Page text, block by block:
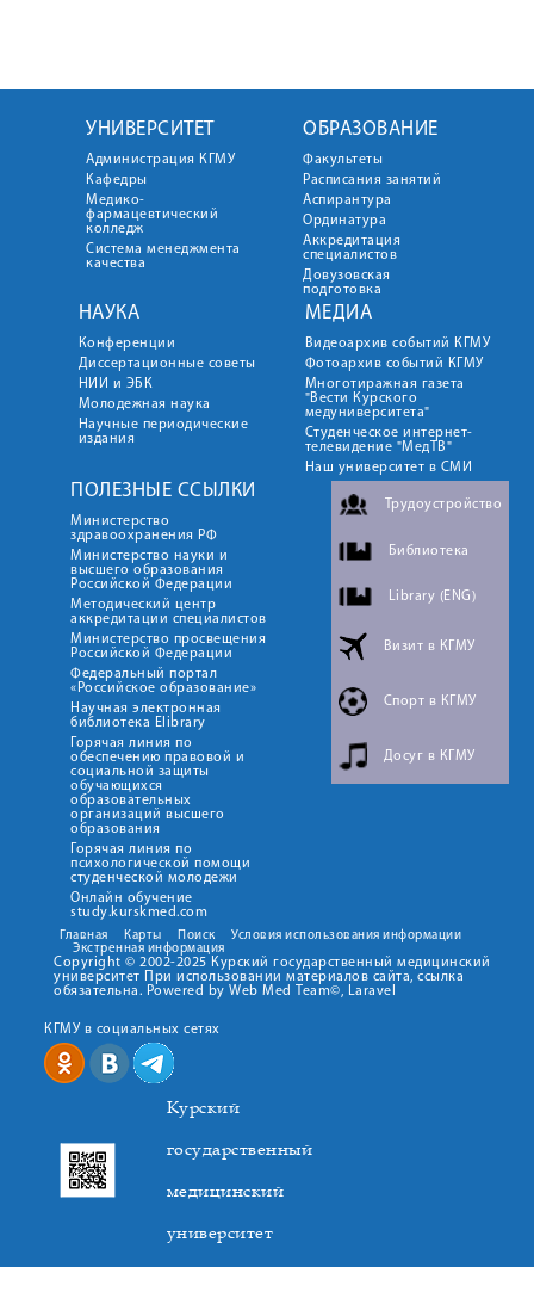
УНИВЕРСИТЕТ
Администрация КГМУ
Кафедры
Медико-
фармацевтический
колледж
Система менеджмента
качества
ОБРАЗОВАНИЕ
Факультеты
Расписания занятий
Аспирантура
Ординатура
Аккредитация
специалистов
Довузовская
подготовка
НАУКА
Конференции
Диссертационные советы
НИИ и ЭБК
Молодежная наука
Научные периодические
издания
МЕДИА
Видеоархив событий КГМУ
Фотоархив событий КГМУ
Многотиражная газета
"Вести Курского
медуниверситета"
Студенческое интернет-
телевидение "МедТВ"
Наш университет в СМИ
ПОЛЕЗНЫЕ ССЫЛКИ
Министерство
здравоохранения РФ
Министерство науки и
высшего образования
Российской Федерации
Методический центр
аккредитации специалистов
Министерство просвещения
Российской Федерации
Федеральный портал
«Российское образование»
Научная электронная
библиотека Elibrary
Горячая линия по
обеспечению правовой и
социальной защиты
обучающихся
образовательных
организаций высшего
образования
Горячая линия по
психологической помощи
студенческой молодежи
Онлайн обучение
study.kurskmed.com
Трудоустройство
Библиотека
Library (ENG)
Визит в КГМУ
Спорт в КГМУ
Досуг в КГМУ
Главная Карты Поиск
Условия использования информации
Экстренная информация
Copyright © 2002-2025 Курский государственный медицинский
университет При использовании материалов сайта, ссылка
обязательна. Powered by Web Med Team©, Laravel
КГМУ в социальных сетях
Курский
государственный
медицинский
университет